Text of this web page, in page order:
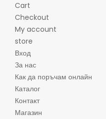
Cart
Checkout
My account
store
Вход
За нас
Как да поръчам онлайн
Каталог
Контакт
Магазин